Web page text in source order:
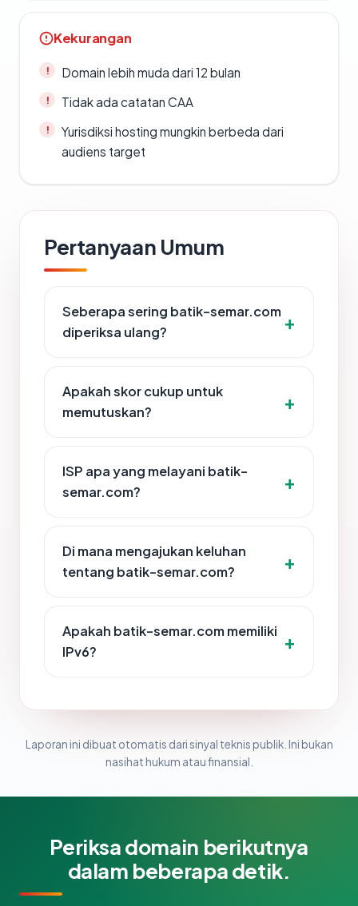
Kekurangan
Domain lebih muda dari 12 bulan
Tidak ada catatan CAA
Yurisdiksi hosting mungkin berbeda dari
audiens target
Pertanyaan Umum
Seberapa sering batik-semar.com
diperiksa ulang?
Apakah skor cukup untuk
memutuskan?
ISP apa yang melayani batik-
semar.com?
Di mana mengajukan keluhan
tentang batik-semar.com?
Apakah batik-semar.com memiliki
IPv6?
Laporan ini dibuat otomatis dari sinyal teknis publik. Ini bukan
nasihat hukum atau finansial.
Periksa domain berikutnya
dalam beberapa detik.